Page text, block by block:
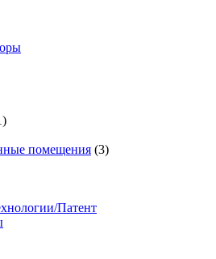
помещения (3)
Патент